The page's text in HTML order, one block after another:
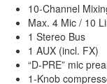
10-Channel
Max. 4 Mic / 10
1 Stereo Bus
1 AUX (incl. FX)
“D-PRE” mic
1-Knob